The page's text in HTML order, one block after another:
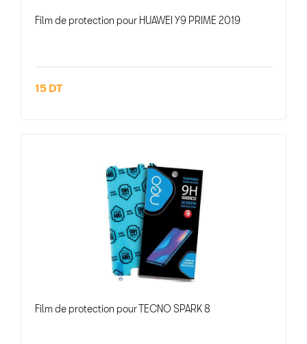
Film de protection pour HUAWEI Y9 PRIME 2019
15 DT
Film de protection pour TECNO SPARK 8